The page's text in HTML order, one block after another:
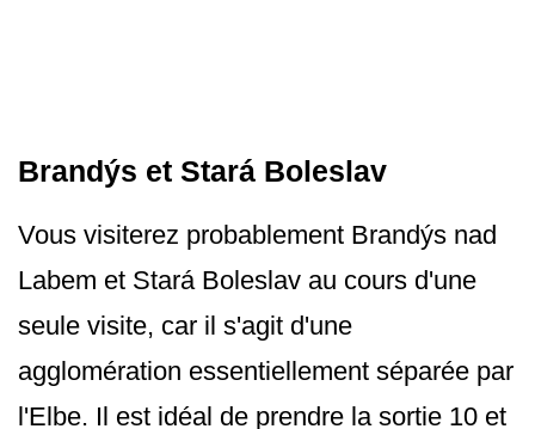
Brandýs et Stará Boleslav
Vous visiterez probablement Brandýs nad
Labem et Stará Boleslav au cours d'une
seule visite, car il s'agit d'une
agglomération essentiellement séparée par
l'Elbe. Il est idéal de prendre la sortie 10 et